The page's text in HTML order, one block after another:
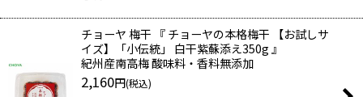
チョーヤ 梅干 『 チョーヤの本格梅干 【お試しサ
イズ】「小伝統」 白干紫蘇添え350g 』
紀州産南高梅 酸味料・香料無添加
2,160円(税込)